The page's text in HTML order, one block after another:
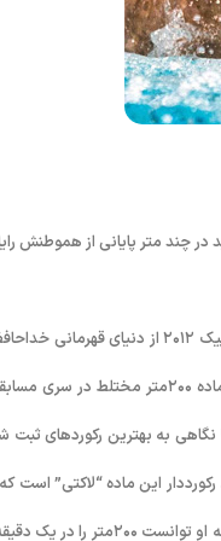
استفاده از تکنیکی جدید در چند متر پایانی از هموطنش
به گزارش روابط عمومی فدراسیون شنا، شیرجه و واترپلو؛ مایکل فلپس پرافتخارترین ورزشکار تاریخ المپیک است. او که پس از المپیک ۲۰۱۲ از
کرد حالا و در فاصله کمتر از ۲۰۰ روز ماندده به المپیک ریو۲۰۱۶ در آمادگی بالایی به سر می‌برد. در این مطلب با نگاهی به فینال ماده ۲۰۰متر
می‌بریم. با نگاهی به بهترین رکوردهای
شده است. رکورددار این ماده “لاکتی” است
سال ۲۰۱۱ زمان یک دقیقه و ۵۴ ثانیه را ثبت کرده است. بهترین زمان فلپس هم به سال ۲۰۰۸ و المپیک بجینگ باز می‌گردد، جایی که او